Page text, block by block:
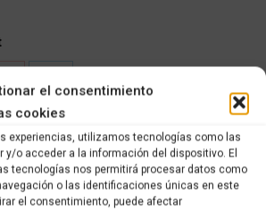
el consentimiento
cookies
experiencias, utilizamos tecnologías como las
y/o acceder a la información del dispositivo. El
tecnologías nos permitirá procesar datos como
o las identificaciones únicas en este
el consentimiento, puede afectar
Share
on
Pinterest
Share
on
LinkedIn